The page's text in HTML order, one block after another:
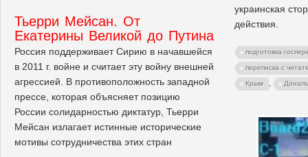
украинская
действия.
подготовка
переписка с
Крым ,
Тьерри Мейсан. От
Екатерины Великой до Путина
Россия поддерживает Сирию в начавшейся
в 2011 г. войне и считает эту войну внешней
агрессией. В противоположность западной
прессе, которая объясняет позицию
России солидарностью диктатур, Тьерри
Мейсан излагает истинные исторические
мотивы сотрудничества этих стран